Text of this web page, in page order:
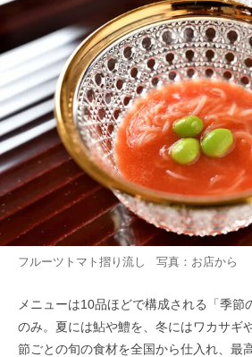
フルーツトマト摺り流し 写真：お店から
メニューは10品ほどで構成される「季節
のみ。夏には鮎や鱧を、冬にはワカサギ
節ごとの旬の食材を全国から仕入れ、最